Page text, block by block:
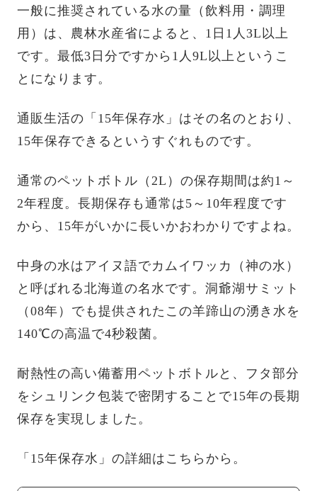
一般に推奨されている水の量（飲料用・調理
用）は、農林水産省によると、1日1人3L以上
です。最低3日分ですから1人9L以上というこ
とになります。
通販生活の「15年保存水」はその名のとおり、
15年保存できるというすぐれものです。
通常のペットボトル（2L）の保存期間は約1～
2年程度。長期保存も通常は5～10年程度です
から、15年がいかに長いかおわかりですよね。
中身の水はアイヌ語でカムイワッカ（神の水）
と呼ばれる北海道の名水です。洞爺湖サミット
（08年）でも提供されたこの羊蹄山の湧き水を
140℃の高温で4秒殺菌。
耐熱性の高い備蓄用ペットボトルと、フタ部分
をシュリンク包装で密閉することで15年の長期
保存を実現しました。
「15年保存水」の詳細はこちらから。